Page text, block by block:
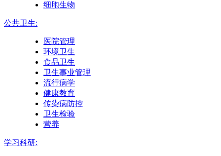
细胞生物
公共卫生:
医院管理
环境卫生
食品卫生
卫生事业管理
流行病学
健康教育
传染病防控
卫生检验
营养
学习科研: